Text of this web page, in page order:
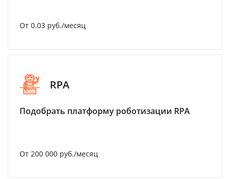
От 0.03 руб./месяц
RPA
Подобрать платформу роботизации RPA
От 200 000 руб./месяц